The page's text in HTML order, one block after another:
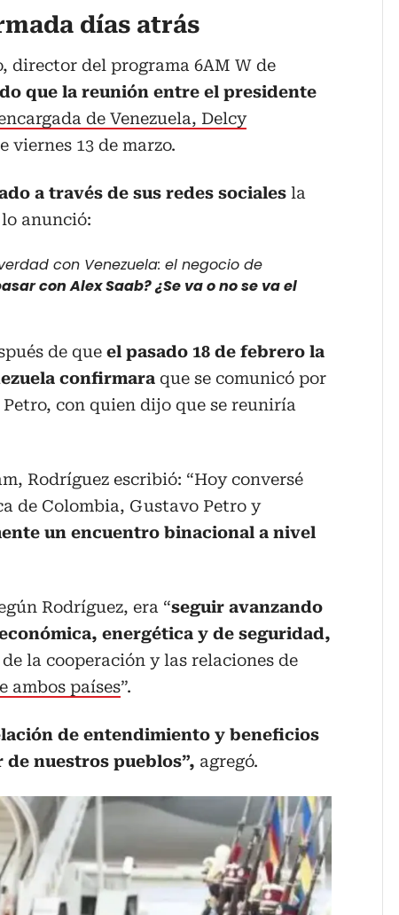
días atrás
director del programa 6AM W de
que la reunión entre el presidente
de Venezuela, Delcy
viernes 13 de marzo.
a través de sus redes sociales la
anunció:
con Venezuela: el negocio de
con Alex Saab? ¿Se va o no se va el
de que el pasado 18 de febrero la
confirmara que se comunicó por
con quien dijo que se reuniría
Rodríguez escribió: “Hoy conversé
de Colombia, Gustavo Petro y
un encuentro binacional a nivel
Rodríguez, era “seguir avanzando
energética y de seguridad,
la cooperación y las relaciones de
ambos países”.
de entendimiento y beneficios
nuestros pueblos”, agregó.